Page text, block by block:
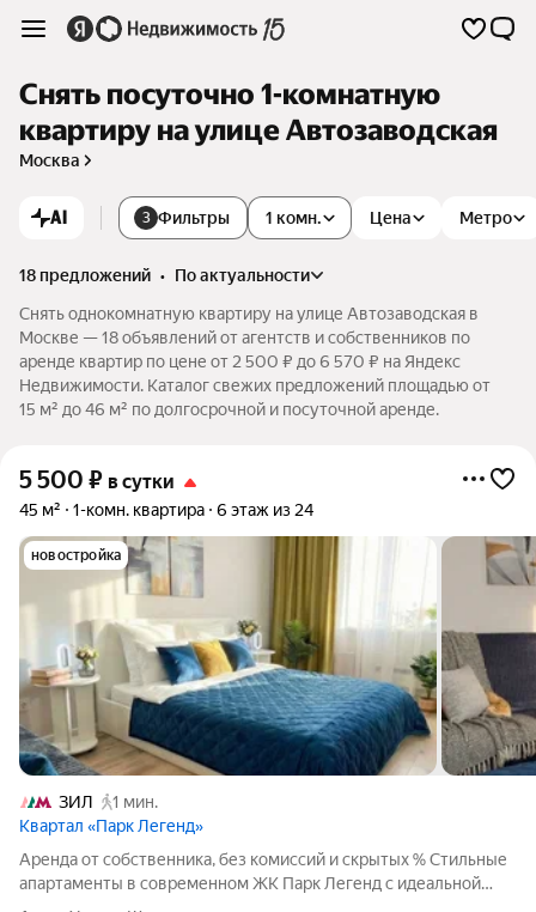
Снять посуточно 1-комнатную
квартиру на улице Автозаводская
Москва
AI 3 Фильтры Цена
1 комн. Метро
18 предложений •
по актуальности
Снять однокомнатную квартиру на улице Автозаводская в
Москве — 18 объявлений от агентств и собственников по
аренде квартир по цене от 2 500 ₽ до 6 570 ₽ на Яндекс
Недвижимости. Каталог свежих предложений площадью от
15 м² до 46 м² по долгосрочной и посуточной аренде.
5 500 ₽ в сутки
45 м² 1-комн. квартира 6 этаж из 24
новостройка
ЗИЛ
1 мин.
Квартал «Парк Легенд»
Аренда от собственника, без комиссий и скрытых % Стильные
апартаменты в современном ЖК Парк Легенд с идеальной
транспортной доступностью и развитой инфраструктурой.